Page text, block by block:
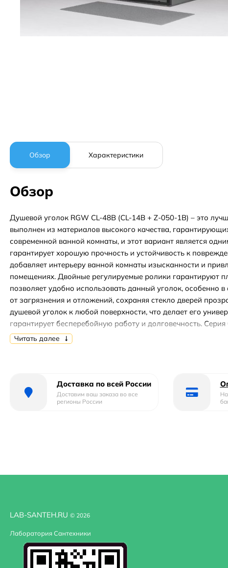
Обзор Характеристики
Обзор
Душевой уголок RGW CL-48B (CL-14B + Z-050-1B) – это
выполнен из материалов высокого качества,
современной ванной комнаты, и этот вариант является
гарантирует хорошую прочность и устойчивость к
добавляет интерьеру ванной комнаты изысканности и
помещениях. Двойные регулируемые ролики гарантируют
позволяет удобно использовать данный уголок, особенно
от загрязнения и отложений, сохраняя стекло дверей
душевой уголок к любой поверхности, что делает его
гарантирует бесперебойную работу и долговечность.
интерьере, добавляя привлекательности и элегантности.
Читать далее
Доставка по всей России
Доставим ваш заказа во все
регионы России
LAB-SANTEH.RU © 2026
Лаборатория Сантехники